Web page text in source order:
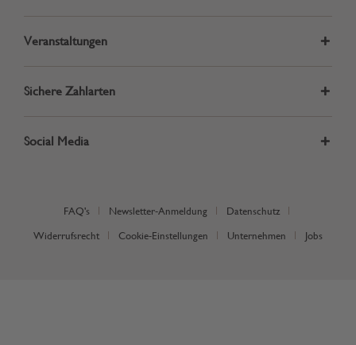
Veranstaltungen
Sichere Zahlarten
Social Media
FAQ's Newsletter-Anmeldung Datenschutz
Widerrufsrecht Cookie-Einstellungen Unternehmen Jobs